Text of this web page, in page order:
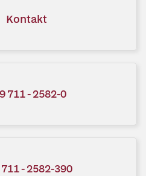
Kontakt
711 - 2582-0
- 2582-390